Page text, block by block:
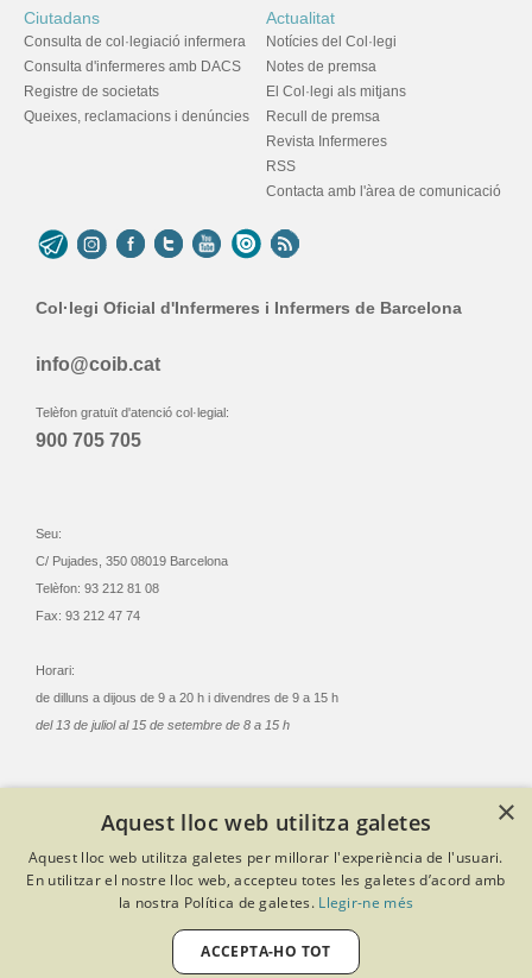
Ciutadans
Consulta de col·legiació infermera
Consulta d'infermeres amb DACS
Registre de societats
Queixes, reclamacions i denúncies
Actualitat
Notícies del Col·legi
Notes de premsa
El Col·legi als mitjans
Recull de premsa
Revista Infermeres
RSS
Contacta amb l'àrea de comunicació
Col·legi Oficial d'Infermeres i Infermers de Barcelona
info@coib.cat
Telèfon gratuït d'atenció col·legial:
900 705 705
Seu:
C/ Pujades, 350 08019 Barcelona
Telèfon: 93 212 81 08
Fax: 93 212 47 74
Horari:
de dilluns a dijous de 9 a 20 h i divendres de 9 a 15 h
del 13 de juliol al 15 de setembre de 8 a 15 h
© Col·legi Oficial Infermeres i Infermers de Barcelona
Criteris de privacitat
Política de cookies
Avís legal
Política de protecció de dades
Política de qualitat
Desenvolupat amb Softeng Portal Builder
×
Aquest lloc web utilitza galetes
Aquest lloc web utilitza galetes per millorar l'experiència de l'usuari.
En utilitzar el nostre lloc web, accepteu totes les galetes d’acord amb
la nostra Política de galetes. Llegir-ne més
ACCEPTA-HO TOT